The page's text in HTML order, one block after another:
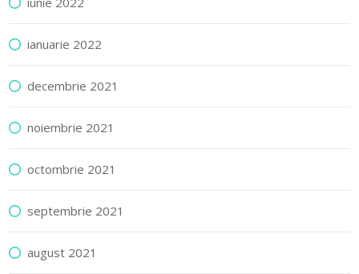
ianuarie 2022
decembrie 2021
noiembrie 2021
octombrie 2021
septembrie 2021
august 2021